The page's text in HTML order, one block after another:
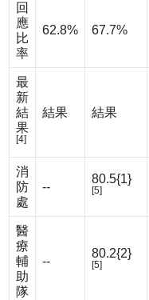
回
應
比
率
62.8% 67.7%
最
新
結
果
[4]
結果 結果
消
防
處
--
80.5{1}
[5]
醫
療
輔
助
隊
--
80.2{2}
[5]